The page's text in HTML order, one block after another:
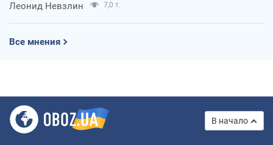
Леонид Невзлин 7,0 т.
Все мнения
В начало